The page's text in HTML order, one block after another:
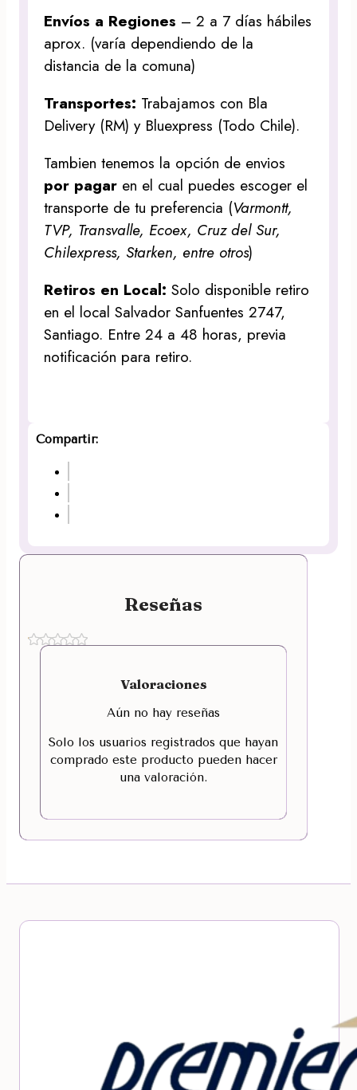
Envíos a Regiones – 2 a 7 días hábiles
aprox. (varía dependiendo de la
distancia de la comuna)
Transportes: Trabajamos con Bla
Delivery (RM) y Bluexpress (Todo Chile).
Tambien tenemos la opción de envios
por pagar en el cual puedes escoger el
transporte de tu preferencia (Varmontt,
TVP, Transvalle, Ecoex, Cruz del Sur,
Chilexpress, Starken, entre otros)
Retiros en Local:Solo disponible retiro
en el local Salvador Sanfuentes 2747,
Santiago. Entre 24 a 48 horas, previa
notificación para retiro.
Compartir:
Reseñas
Valoraciones
Aún no hay reseñas
Solo los usuarios registrados que hayan
comprado este producto pueden hacer
una valoración.